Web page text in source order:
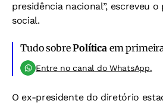
presidência nacional”, escreveu
social.
Tudo sobrePolíticaem
Entre no canal do WhatsApp.
O ex-presidente do diretório